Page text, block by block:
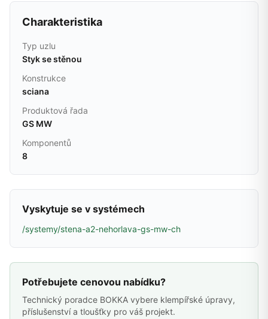
Charakteristika
Typ uzlu
Styk se stěnou
Konstrukce
sciana
Produktová řada
GS MW
Komponentů
8
Vyskytuje se v systémech
/systemy/stena-a2-nehorlava-gs-mw-ch
Potřebujete cenovou nabídku?
Technický poradce BOKKA vybere klempířské úpravy,
příslušenství a tloušťky pro váš projekt.